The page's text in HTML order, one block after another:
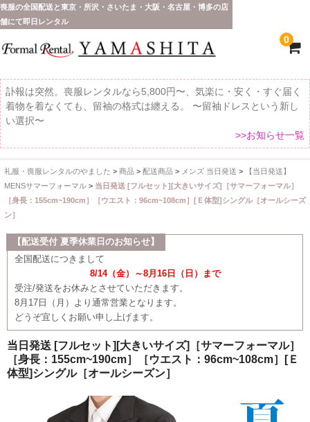
喪服の全国配送と東京・所沢・さいたま・大阪・名古屋・博多の店
舗にて即日レンタル
0
訃報は突然。喪服レンタルなら5,800円〜、気楽に・安く・すぐ届く
着物を着なくても、留袖の格式は纏える。 〜留袖ドレスという新し
い選択〜
>>お知らせ一覧
ホーム
受取り場所が選べます
東京即日バイク便
配送・お支払い方法
ご注文の流れ
よくあるご質問
礼服・喪服レンタルのやました > 商品> 配送商品> メンズ 当日発送 >
【当日発送】
MENSサマーフォーマル> 当日発送 [フルセット][大きいサイズ]［サマーフォーマル］
［身長：155cm~190cm］［ウエスト：96cm~108cm］[Ｅ体型]シングル［オールシーズ
ン］
【配送受付 夏季休業日のお知らせ】
全国配送につきまして
8/14（金）～8月16日（日）まで
受注/発送をお休みとさせていただきます。
8月17日（月）より通常営業となります。
どうぞ宜しくお願い申し上げます。
当日発送 [フルセット][大きいサイズ]［サマーフォーマル］
［身長：155cm~190cm］［ウエスト：96cm~108cm］[Ｅ
体型]シングル［オールシーズン］